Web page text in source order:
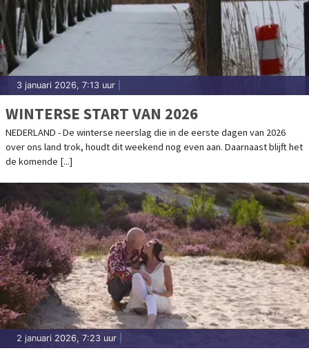
3 januari 2026, 7:13 uur
WINTERSE START VAN 2026
NEDERLAND - De winterse neerslag die in de eerste dagen van 2026
over ons land trok, houdt dit weekend nog even aan. Daarnaast blijft het
de komende [...]
2 januari 2026, 7:23 uur